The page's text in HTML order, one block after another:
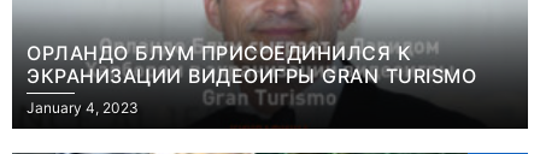
ОРЛАНДО БЛУМ ПРИСОЕДИНИЛСЯ К
ЭКРАНИЗАЦИИ ВИДЕОИГРЫ GRAN TURISMO
January 4, 2023